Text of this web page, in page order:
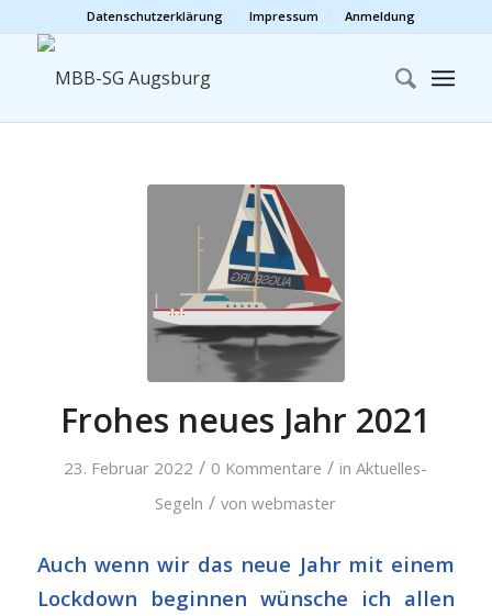
Datenschutzerklärung Impressum Anmeldung
Frohes neues Jahr 2021
23. Februar 2022 / 0 Kommentare / inAktuelles-
Segeln / vonwebmaster
Auch wenn wir das neue Jahr mit einem
Lockdown beginnen wünsche ich allen